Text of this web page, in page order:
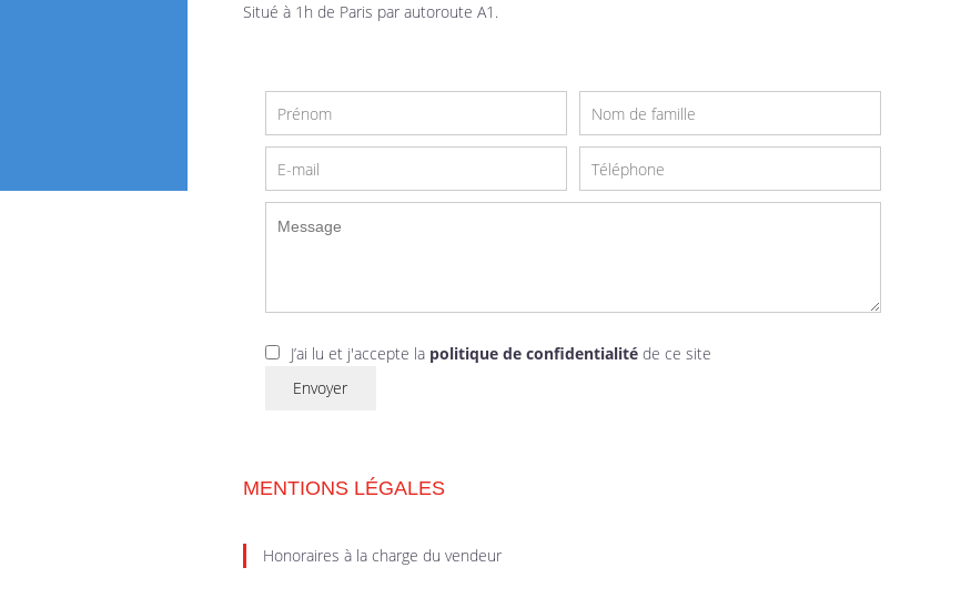
Situé à 1h de Paris par autoroute A1.
J’ai lu et j'accepte la politique de confidentialitéde ce site
Envoyer
MENTIONS LÉGALES
Honoraires à la charge du vendeur